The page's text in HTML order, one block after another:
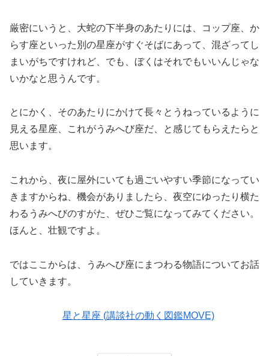
厳密にいうと、大蛇の下半身のあたりには、コップ座、か
らす座といった別の星座がすぐそばにあって、混ざってし
まいがちですけれど、でも、ぼくはそれでもいいんじゃな
いかなと思うんです。
とにかく、そのあたりにかけて長々とうねっているように
見える星座、これがうみへび座だ、と感じてもらえたらと
思います。
これから、夜に屋外にいても過ごいやすい季節になってい
きますからね、機会がありましたら、夜空にゆったり横た
わるうみへびのすがた、ぜひご覧になってみてください。
ほんと、壮観ですよ。
ではここからは、うみへび座にまつわる物語についてお話
していきます。
星と星座 (講談社の動く図鑑MOVE)